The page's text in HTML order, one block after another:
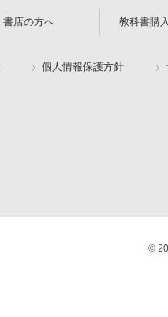
書店の方へ 教科書購
個人情報保護方針
©